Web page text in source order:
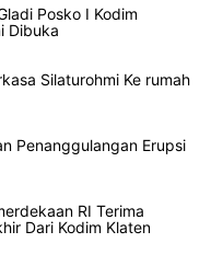
Posko I Kodim
Dibuka
Silaturohmi Ke rumah
Penanggulangan Erupsi
RI Terima
Dari Kodim Klaten